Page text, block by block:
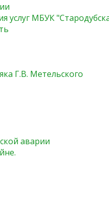
услуг МБУК
Г.В. Метельского
аварии